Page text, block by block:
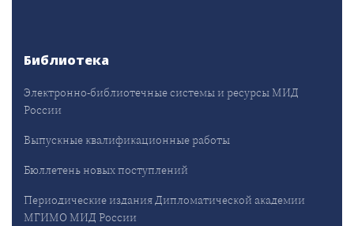
Библиотека
Электронно-библиотечные системы и ресурсы МИД
России
Выпускные квалификационные работы
Бюллетень новых поступлений
Периодические издания Дипломатической академии
МГИМО МИД России